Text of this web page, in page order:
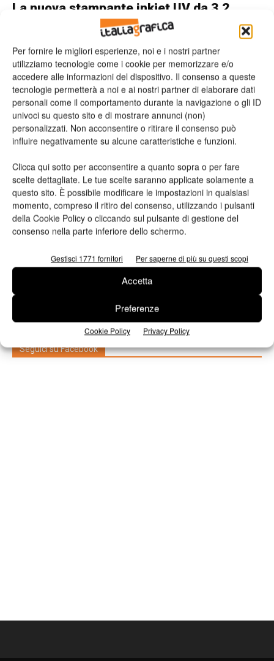
Per fornire le migliori esperienze, noi e i nostri partner
utilizziamo tecnologie come i cookie per memorizzare e/o
accedere alle informazioni del dispositivo. Il consenso a queste
tecnologie permetterà a noi e ai nostri partner di elaborare dati
personali come il comportamento durante la navigazione o gli ID
univoci su questo sito e di mostrare annunci (non)
personalizzati. Non acconsentire o ritirare il consenso può
influire negativamente su alcune caratteristiche e funzioni.
Clicca qui sotto per acconsentire a quanto sopra o per fare
scelte dettagliate. Le tue scelte saranno applicate solamente a
questo sito. È possibile modificare le impostazioni in qualsiasi
momento, compreso il ritiro del consenso, utilizzando i pulsanti
della Cookie Policy o cliccando sul pulsante di gestione del
consenso nella parte inferiore dello schermo.
Gestisci 1771 fornitori Per saperne di più su questi scopi
Accetta
Preferenze
Cookie Policy Privacy Policy
La nuova stampante inkjet UV da 3,2
metri di Mimaki
08/04/2016
Leggi la rivista
Seguici su Facebook